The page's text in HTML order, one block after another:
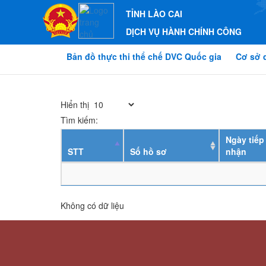
TỈNH LÀO CAI
DỊCH VỤ HÀNH CHÍNH CÔNG
Bản đồ thực thi thể chế DVC Quốc gia Cơ sở
Hiển thị
Tìm kiếm:
STT Số hồ sơ
Ngày tiếp
nhận
Không có dữ liệu